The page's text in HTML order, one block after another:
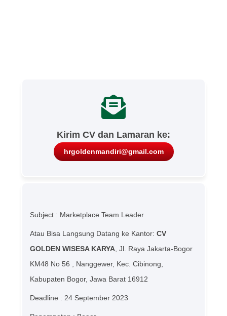
Kirim CV dan Lamaran ke:
hrgoldenmandiri@gmail.com
Subject : Marketplace Team Leader
Atau Bisa Langsung Datang ke Kantor:CV
GOLDEN WISESA KARYA, Jl. Raya Jakarta-Bogor
KM48 No 56 , Nanggewer, Kec. Cibinong,
Kabupaten Bogor, Jawa Barat 16912
Deadline : 24 September 2023